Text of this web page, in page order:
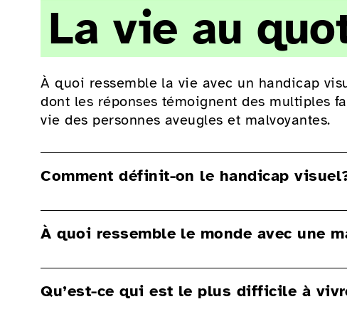
La vie au
À quoi ressemble la vie avec un handicap
dont les réponses témoignent des multiples
vie des personnes aveugles et malvoyantes.
Comment définit-on le handicap
On parle de handicap visuel lorsqu’une
une acuité visuelle de 40 à 50% et pour
d’au moins 50% pour l’œil le meilleur et
À quoi ressemble le monde avec une
Dans notre vidéo, vous découvrirez comment
Qu’est-ce qui est le plus difficile à